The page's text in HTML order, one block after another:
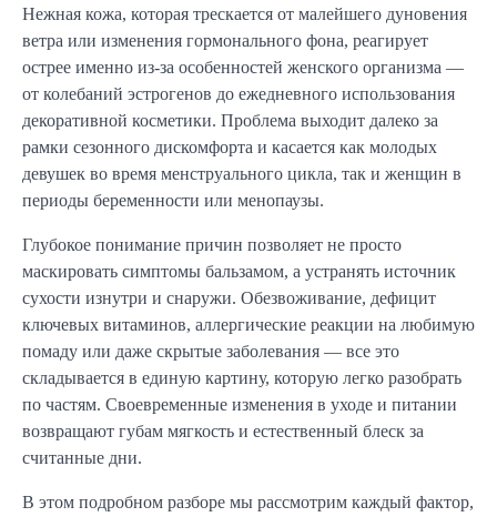
Нежная кожа, которая трескается от малейшего дуновения
ветра или изменения гормонального фона, реагирует
острее именно из-за особенностей женского организма —
от колебаний эстрогенов до ежедневного использования
декоративной косметики. Проблема выходит далеко за
рамки сезонного дискомфорта и касается как молодых
девушек во время менструального цикла, так и женщин в
периоды беременности или менопаузы.
Глубокое понимание причин позволяет не просто
маскировать симптомы бальзамом, а устранять источник
сухости изнутри и снаружи. Обезвоживание, дефицит
ключевых витаминов, аллергические реакции на любимую
помаду или даже скрытые заболевания — все это
складывается в единую картину, которую легко разобрать
по частям. Своевременные изменения в уходе и питании
возвращают губам мягкость и естественный блеск за
считанные дни.
В этом подробном разборе мы рассмотрим каждый фактор,